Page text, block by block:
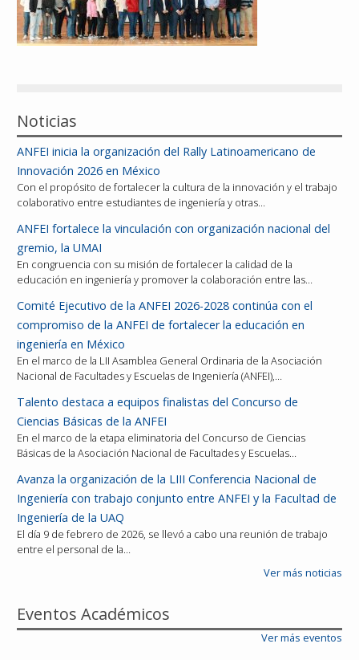
Publicaciones
Afiliación
Noticias
ANFEI inicia la organización del Rally Latinoamericano de
Innovación 2026 en México
Con el propósito de fortalecer la cultura de la innovación y el trabajo
colaborativo entre estudiantes de ingeniería y otras…
ANFEI fortalece la vinculación con organización nacional del
gremio, la UMAI
En congruencia con su misión de fortalecer la calidad de la
educación en ingeniería y promover la colaboración entre las…
Comité Ejecutivo de la ANFEI 2026-2028 continúa con el
compromiso de la ANFEI de fortalecer la educación en
ingeniería en México
En el marco de la LII Asamblea General Ordinaria de la Asociación
Nacional de Facultades y Escuelas de Ingeniería (ANFEI),…
Talento destaca a equipos finalistas del Concurso de
Ciencias Básicas de la ANFEI
En el marco de la etapa eliminatoria del Concurso de Ciencias
Básicas de la Asociación Nacional de Facultades y Escuelas…
Avanza la organización de la LIII Conferencia Nacional de
Ingeniería con trabajo conjunto entre ANFEI y la Facultad de
Ingeniería de la UAQ
El día 9 de febrero de 2026, se llevó a cabo una reunión de trabajo
entre el personal de la…
Ver más noticias
Eventos Académicos
Ver más eventos